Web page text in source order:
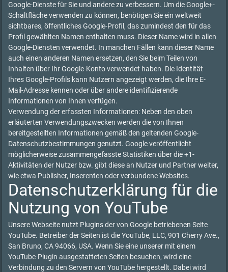
Google-Dienste für Sie und andere zu verbessern. Um die Google+-
Schaltfläche verwenden zu können, benötigen Sie ein weltweit
sichtbares, öffentliches Google-Profil, das zumindest den für das
Profil gewählten Namen enthalten muss. Dieser Name wird in allen
Google-Diensten verwendet. In manchen Fällen kann dieser Name
auch einen anderen Namen ersetzen, den Sie beim Teilen von
Inhalten über Ihr Google-Konto verwendet haben. Die Identität
Ihres Google-Profils kann Nutzern angezeigt werden, die Ihre E-
Mail-Adresse kennen oder über andere identifizierende
Informationen von Ihnen verfügen.
Verwendung der erfassten Informationen: Neben den oben
erläuterten Verwendungszwecken werden die von Ihnen
bereitgestellten Informationen gemäß den geltenden Google-
Datenschutzbestimmungen genutzt. Google veröffentlicht
möglicherweise zusammengefasste Statistiken über die +1-
Aktivitäten der Nutzer bzw. gibt diese an Nutzer und Partner weiter,
wie etwa Publisher, Inserenten oder verbundene Websites.
Datenschutzerklärung für die
Nutzung von YouTube
Unsere Webseite nutzt Plugins der von Google betriebenen Seite
YouTube. Betreiber der Seiten ist die YouTube, LLC, 901 Cherry Ave.,
San Bruno, CA 94066, USA. Wenn Sie eine unserer mit einem
YouTube-Plugin ausgestatteten Seiten besuchen, wird eine
Verbindung zu den Servern von YouTube hergestellt. Dabei wird